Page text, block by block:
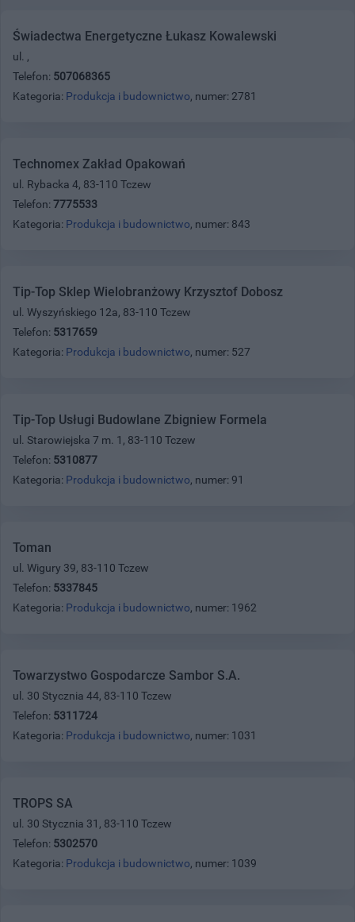
Świadectwa Energetyczne Łukasz Kowalewski
ul. ,
Telefon: 507068365
Kategoria: Produkcja i budownictwo, numer: 2781
Technomex Zakład Opakowań
ul. Rybacka 4, 83-110 Tczew
Telefon: 7775533
Kategoria: Produkcja i budownictwo, numer: 843
Tip-Top Sklep Wielobranżowy Krzysztof Dobosz
ul. Wyszyńskiego 12a, 83-110 Tczew
Telefon: 5317659
Kategoria: Produkcja i budownictwo, numer: 527
Tip-Top Usługi Budowlane Zbigniew Formela
ul. Starowiejska 7 m. 1, 83-110 Tczew
Telefon: 5310877
Kategoria: Produkcja i budownictwo, numer: 91
Toman
ul. Wigury 39, 83-110 Tczew
Telefon: 5337845
Kategoria: Produkcja i budownictwo, numer: 1962
Towarzystwo Gospodarcze Sambor S.A.
ul. 30 Stycznia 44, 83-110 Tczew
Telefon: 5311724
Kategoria: Produkcja i budownictwo, numer: 1031
TROPS SA
ul. 30 Stycznia 31, 83-110 Tczew
Telefon: 5302570
Kategoria: Produkcja i budownictwo, numer: 1039